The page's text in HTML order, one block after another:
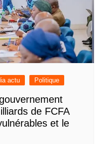
actu Politique
de FCFA
et le